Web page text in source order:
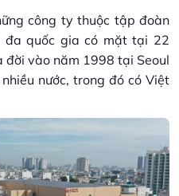
công ty thuộc tập đoàn
đa quốc gia có mặt tại 22
đời vào năm 1998 tại Seoul
nước, trong đó có Việt